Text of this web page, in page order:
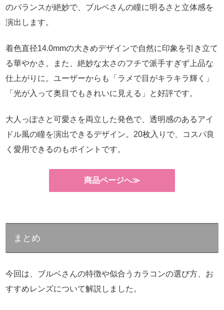
のバランスが絶妙で、ブルベさんの瞳に明るさと立体感を
演出します。
着色直径14.0mmの大きめデザインで自然に印象を引き立て
る華やかさ。また、絶妙な太さのフチで派手すぎず上品な
仕上がりに。ユーザーからも「ラメで目がキラキラ輝く」
「光が入って奥目でもきれいに見える」と好評です。
大人っぽさと可愛さを両立した発色で、透明感のあるアイ
ドル風の瞳を演出できるデザイン。20枚入りで、コスパ良
く愛用できるのもポイントです。
商品ページへ≫
まとめ
今回は、ブルベさんの特徴や似合うカラコンの選び方、お
すすめレンズについて解説しました。